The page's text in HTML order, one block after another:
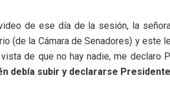
de ese día de la sesión, la
(de la Cámara de Senadores) y este
de que no hay nadie, me declaro
debía subir y declararse Presidente